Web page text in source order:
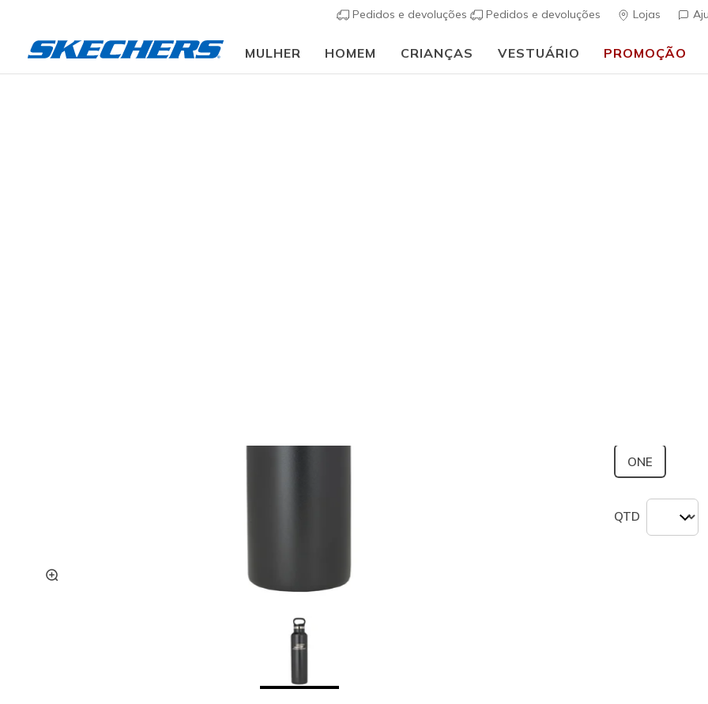
Pedidos e devoluções Pedidos e devoluções Lojas
MULHER HOMEM CRIANÇAS VESTUÁRIO PROMOÇÃO
ONE
QTD